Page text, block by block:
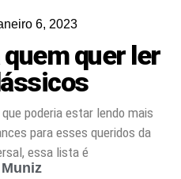
6, 2023
quer ler
poderia estar lendo mais
para esses queridos da
essa lista é